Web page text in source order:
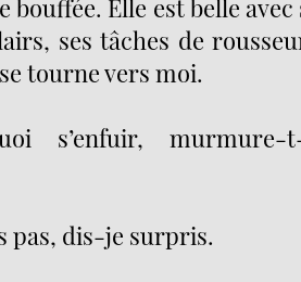
bouffée. Elle est belle avec
ses tâches de
tourne vers moi.
s’enfuir,
pas, dis-je surpris.